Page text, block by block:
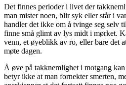
Det finnes perioder i livet der
man mister noen, blir syk eller står i
handler det ikke om å tvinge seg selv
finne små glimt av lys midt i mørket.
venn, et øyeblikk av ro, eller bare det
møte dagen.
Å øve på takknemlighet i motgang
betyr ikke at man fornekter smerten,